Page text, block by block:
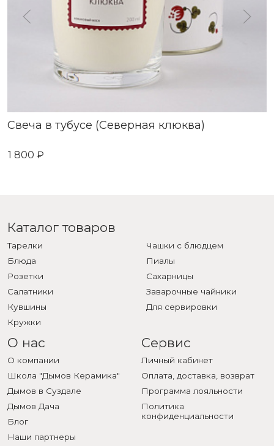
Свеча в тубусе (Северная клюква)
1 800 ₽
Каталог товаров
Тарелки
Блюда
Розетки
Салатники
Кувшины
Кружки
Чашки с блюдцем
Пиалы
Сахарницы
Заварочные чайники
Для сервировки
О нас
О компании
Школа "Дымов Керамика"
Дымов в Суздале
Дымов Дача
Блог
Наши партнеры
Сервис
Личный кабинет
Оплата, доставка, возврат
Программа лояльности
Политика
конфиденциальности